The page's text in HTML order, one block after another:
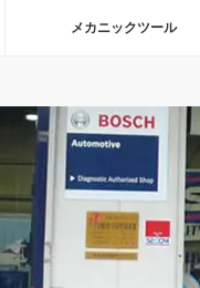
メカニックツール